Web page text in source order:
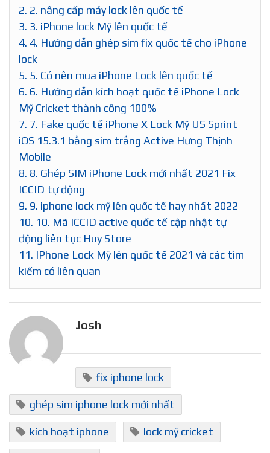
2. 2. nâng cấp máy lock lên quốc tế
3. 3. iPhone lock Mỹ lên quốc tế
4. 4. Hướng dẫn ghép sim fix quốc tế cho iPhone
lock
5. 5. Có nên mua iPhone Lock lên quốc tế
6. 6. Hướng dẫn kích hoạt quốc tế iPhone Lock
Mỹ Cricket thành công 100%
7. 7. Fake quốc tế iPhone X Lock Mỹ US Sprint
iOS 15.3.1 bằng sim trắng Active Hưng Thịnh
Mobile
8. 8. Ghép SIM iPhone Lock mới nhất 2021 Fix
ICCID tự động
9. 9. iphone lock mỹ lên quốc tế hay nhất 2022
10. 10. Mã ICCID active quốc tế cập nhật tự
động liên tục Huy Store
11. IPhone Lock Mỹ lên quốc tế 2021 và các tìm
kiếm có liên quan
Josh
fix iphone lock
ghép sim iphone lock mới nhất
kích hoạt iphone lock mỹ cricket